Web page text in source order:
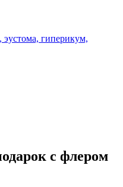
эустома, гиперикум,
с флером